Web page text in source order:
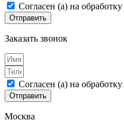
Согласен (а) на обработку
Отправить
Заказать звонок
Согласен (а) на обработку
Отправить
Москва